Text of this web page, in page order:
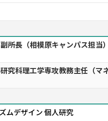
所長（相模原キャンパス担当）
究科理工学専攻教務主任（マ
ムデザイン 個人研究